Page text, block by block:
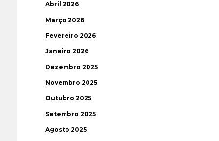
Abril 2026
Março 2026
Fevereiro 2026
Janeiro 2026
Dezembro 2025
Novembro 2025
Outubro 2025
Setembro 2025
Agosto 2025